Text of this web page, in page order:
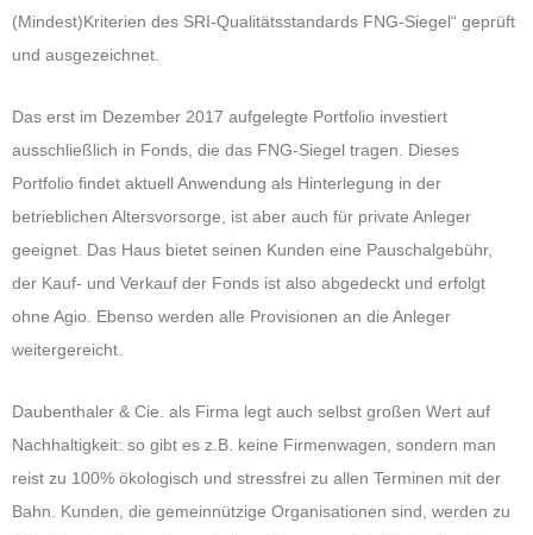
(Mindest)Kriterien des SRI-Qualitätsstandards FNG-Siegel“ geprüft
und ausgezeichnet.
Das erst im Dezember 2017 aufgelegte Portfolio investiert
ausschließlich in Fonds, die das FNG-Siegel tragen. Dieses
Portfolio findet aktuell Anwendung als Hinterlegung in der
betrieblichen Altersvorsorge, ist aber auch für private Anleger
geeignet. Das Haus bietet seinen Kunden eine Pauschalgebühr,
der Kauf- und Verkauf der Fonds ist also abgedeckt und erfolgt
ohne Agio. Ebenso werden alle Provisionen an die Anleger
weitergereicht.
Daubenthaler & Cie. als Firma legt auch selbst großen Wert auf
Nachhaltigkeit: so gibt es z.B. keine Firmenwagen, sondern man
reist zu 100% ökologisch und stressfrei zu allen Terminen mit der
Bahn. Kunden, die gemeinnützige Organisationen sind, werden zu